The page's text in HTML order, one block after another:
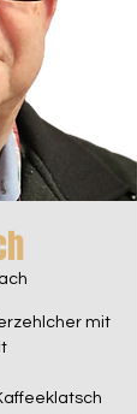
mit